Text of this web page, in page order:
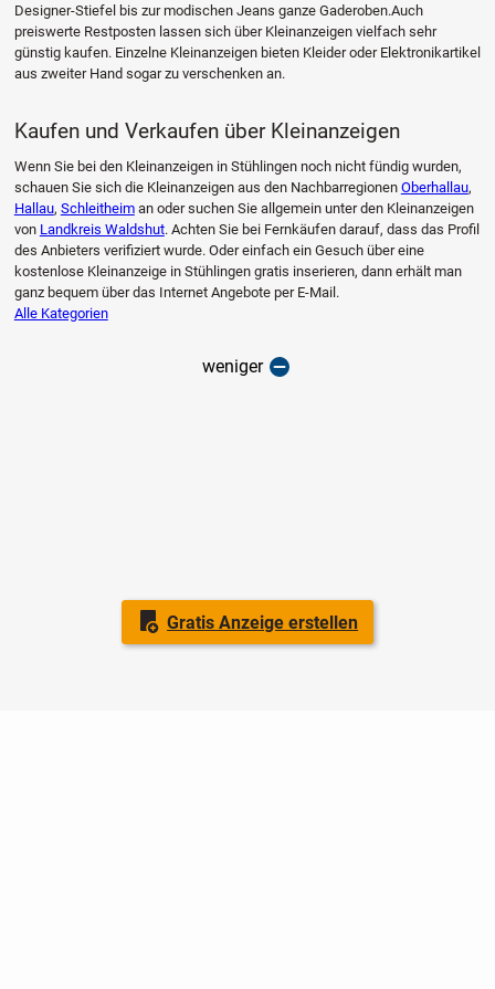
Gratis Anzeige erstellen
Designer-Stiefel bis zur modischen Jeans ganze Gaderoben.Auch
preiswerte Restposten lassen sich über Kleinanzeigen vielfach sehr
günstig kaufen. Einzelne Kleinanzeigen bieten Kleider oder Elektronikartikel
aus zweiter Hand sogar zu verschenken an.
Kaufen und Verkaufen über Kleinanzeigen
Wenn Sie bei den Kleinanzeigen in Stühlingen noch nicht fündig wurden,
schauen Sie sich die Kleinanzeigen aus den Nachbarregionen Oberhallau,
Hallau, Schleitheiman oder suchen Sie allgemein unter den Kleinanzeigen
von Landkreis Waldshut. Achten Sie bei Fernkäufen darauf, dass das Profil
des Anbieters verifiziert wurde. Oder einfach ein Gesuch über eine
kostenlose Kleinanzeige in Stühlingen gratis inserieren, dann erhält man
ganz bequem über das Internet Angebote per E-Mail.
Alle Kategorien
weniger